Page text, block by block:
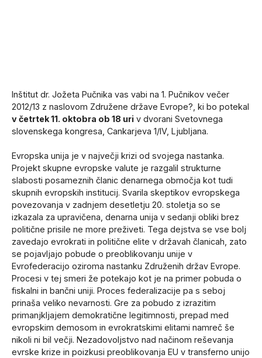
Inštitut dr. Jožeta Pučnika vas vabi na 1. Pučnikov večer
2012/13 z naslovom Združene države Evrope?, ki bo potekal
v četrtek 11. oktobra ob 18 uri v dvorani Svetovnega
slovenskega kongresa, Cankarjeva 1/IV, Ljubljana.
Evropska unija je v največji krizi od svojega nastanka.
Projekt skupne evropske valute je razgalil strukturne
slabosti posameznih članic denarnega območja kot tudi
skupnih evropskih institucij. Svarila skeptikov evropskega
povezovanja v zadnjem desetletju 20. stoletja so se
izkazala za upravičena, denarna unija v sedanji obliki brez
politične prisile ne more preživeti. Tega dejstva se vse bolj
zavedajo evrokrati in politične elite v državah članicah, zato
se pojavljajo pobude o preoblikovanju unije v
Evrofederacijo oziroma nastanku Združenih držav Evrope.
Procesi v tej smeri že potekajo kot je na primer pobuda o
fiskalni in bančni uniji. Proces federalizacije pa s seboj
prinaša veliko nevarnosti. Gre za pobudo z izrazitim
primanjkljajem demokratične legitimnosti, prepad med
evropskim demosom in evrokratskimi elitami namreč še
nikoli ni bil večji. Nezadovoljstvo nad načinom reševanja
evrske krize in poizkusi preoblikovanja EU v transferno unijo